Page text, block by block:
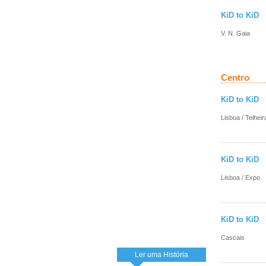
Ler uma História
KiD to KiD
V. N. Gaia
Centro
KiD to KiD
Lisboa /
KiD to KiD
Lisboa / Expo
KiD to KiD
Cascais